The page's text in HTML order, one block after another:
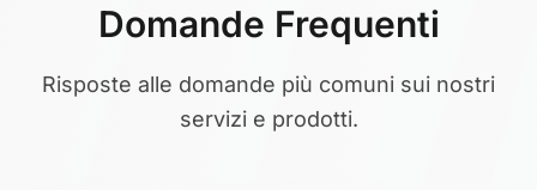
Domande Frequenti
Risposte alle domande più comuni sui nostri
servizi e prodotti.